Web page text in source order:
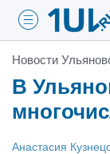
Новости
В
Анастасия